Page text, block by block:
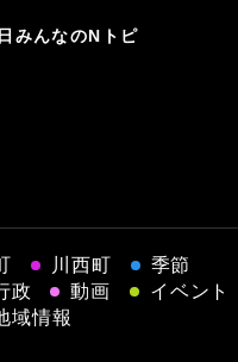
みんなのNトピ
川西町
季節
政 動画
イベント
域情報